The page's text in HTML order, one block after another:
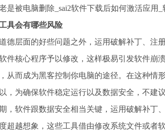
具会有哪些风险
德层面的好些问题之外，运用破解补丁、注
件核心程序予以修改，这样极易引发软件崩
从而成为黑客控制你电脑的途径。在这种情
，为确保软件稳定运行以及数据安全，不建
，软件跟数据安全相当关键，运用破解补丁
超越想象，这些工具借由修改系统文件或者